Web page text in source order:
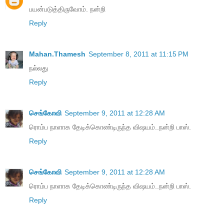
பயன்படுத்திருவோம். நன்றி
Reply
Mahan.Thamesh September 8, 2011 at 11:15 PM
நல்லது
Reply
செங்கோவி September 9, 2011 at 12:28 AM
ரொம்ப நாளாக தேடிக்கொண்டிருந்த விஷயம்..நன்றி பாஸ்.
Reply
செங்கோவி September 9, 2011 at 12:28 AM
ரொம்ப நாளாக தேடிக்கொண்டிருந்த விஷயம்..நன்றி பாஸ்.
Reply